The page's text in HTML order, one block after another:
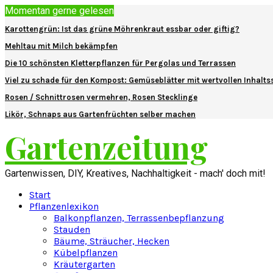
Momentan gerne gelesen
Karottengrün: Ist das grüne Möhrenkraut essbar oder giftig?
Mehltau mit Milch bekämpfen
Die 10 schönsten Kletterpflanzen für Pergolas und Terrassen
Viel zu schade für den Kompost: Gemüseblätter mit wertvollen
Rosen / Schnittrosen vermehren, Rosen Stecklinge
Likör, Schnaps aus Gartenfrüchten selber machen
Gartenzeitung
Gartenwissen, DIY, Kreatives, Nachhaltigkeit - mach' doch mit!
Start
Pflanzenlexikon
Balkonpflanzen, Terrassenbepflanzung
Stauden
Bäume, Sträucher, Hecken
Kübelpflanzen
Kräutergarten